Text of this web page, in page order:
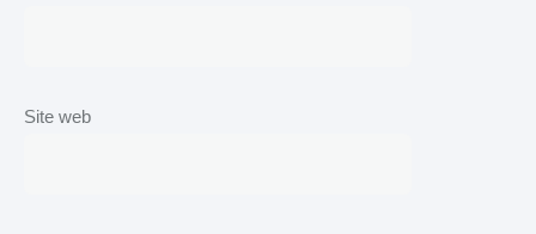
Site web